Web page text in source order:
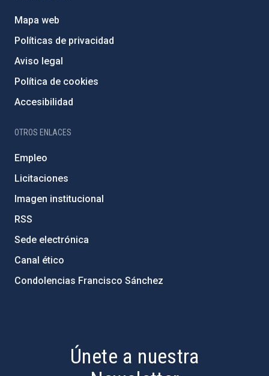
Mapa web
Políticas de privacidad
Aviso legal
Política de cookies
Accesibilidad
OTROS ENLACES
Empleo
Licitaciones
Imagen institucional
RSS
Sede electrónica
Canal ético
Condolencias Francisco Sánchez
Únete a nuestra